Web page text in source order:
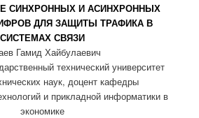
СИНХРОННЫХ И АСИНХРОННЫХ
ДЛЯ ЗАЩИТЫ ТРАФИКА В
СИСТЕМАХ СВЯЗИ
Гамид Хайбулаевич
технический университет
наук, доцент кафедры
и прикладной информатики в
экономике